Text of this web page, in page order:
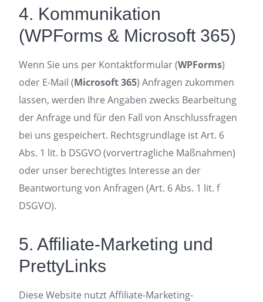
4. Kommunikation
(WPForms & Microsoft 365)
Wenn Sie uns per Kontaktformular (WPForms)
oder E-Mail (Microsoft 365) Anfragen zukommen
lassen, werden Ihre Angaben zwecks Bearbeitung
der Anfrage und für den Fall von Anschlussfragen
bei uns gespeichert. Rechtsgrundlage ist Art. 6
Abs. 1 lit. b DSGVO (vorvertragliche Maßnahmen)
oder unser berechtigtes Interesse an der
Beantwortung von Anfragen (Art. 6 Abs. 1 lit. f
DSGVO).
5. Affiliate-Marketing und
PrettyLinks
Diese Website nutzt Affiliate-Marketing-